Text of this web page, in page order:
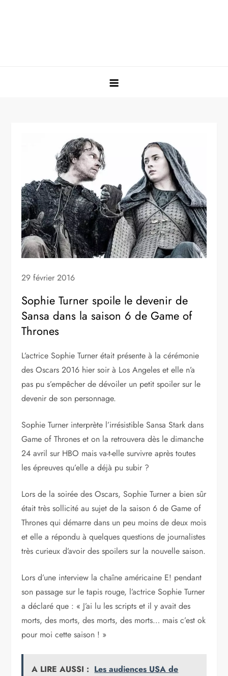
29 février 2016
Sophie Turner spoile le devenir de
Sansa dans la saison 6 de Game of
Thrones
L’actrice Sophie Turner était présente à la cérémonie
des Oscars 2016 hier soir à Los Angeles et elle n’a
pas pu s’empêcher de dévoiler un petit spoiler sur le
devenir de son personnage.
Sophie Turner interprète l’irrésistible Sansa Stark dans
Game of Thrones et on la retrouvera dès le dimanche
24 avril sur HBO mais va-t-elle survivre après toutes
les épreuves qu’elle a déjà pu subir ?
Lors de la soirée des Oscars, Sophie Turner a bien sûr
était très sollicité au sujet de la saison 6 de Game of
Thrones qui démarre dans un peu moins de deux mois
et elle a répondu à quelques questions de journalistes
très curieux d’avoir des spoilers sur la nouvelle saison.
Lors d’une interview la chaîne américaine E! pendant
son passage sur le tapis rouge, l’actrice Sophie Turner
a déclaré que : « J’ai lu les scripts et il y avait des
morts, des morts, des morts, des morts… mais c’est ok
pour moi cette saison ! »
A LIRE AUSSI : Les audiences USA de